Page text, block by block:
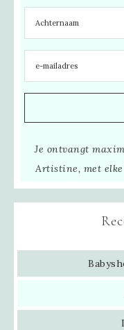
Je ontvangt
Artistine, met